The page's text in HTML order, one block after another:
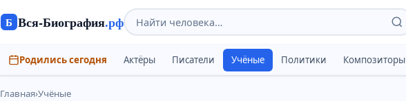
Б Вся-Биография.рф
Родились сегодня Актёры Писатели Учёные Политики Композиторы
Главная›Учёные